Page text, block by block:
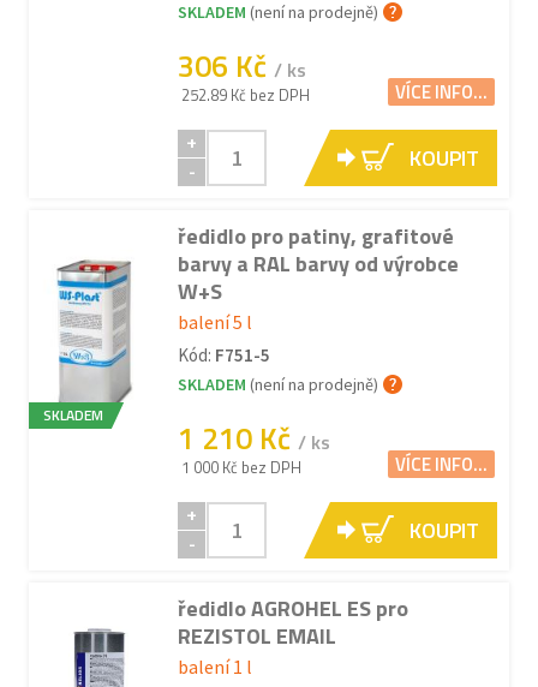
SKLADEM (není na prodejně)
306 Kč / ks
252.89 Kč bez DPH VÍCE INFO...
+
-
KOUPIT
SKLADEM
ředidlo pro patiny, grafitové
barvy a RAL barvy od výrobce
W+S
balení 5 l
Kód: F751-5
SKLADEM (není na prodejně)
1 210 Kč / ks
1 000 Kč bez DPH VÍCE INFO...
+
-
KOUPIT
ředidlo AGROHEL ES pro
REZISTOL EMAIL
balení 1 l